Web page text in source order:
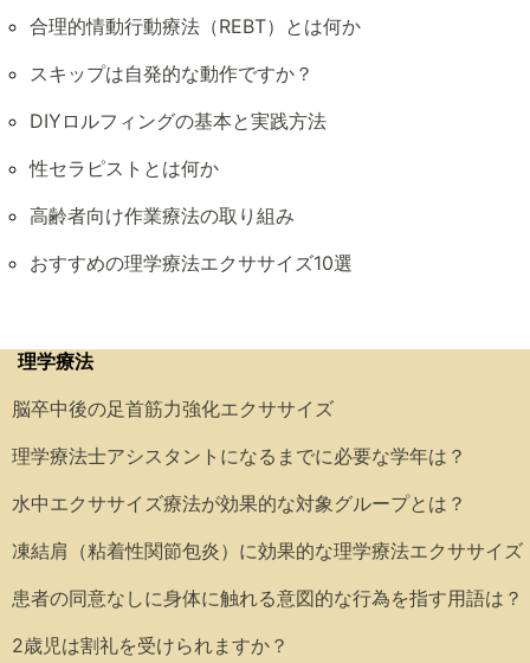
合理的情動行動療法（REBT）とは何か
スキップは自発的な動作ですか？
DIYロルフィングの基本と実践方法
性セラピストとは何か
高齢者向け作業療法の取り組み
おすすめの理学療法エクササイズ10選
理学療法
脳卒中後の足首筋力強化エクササイズ
理学療法士アシスタントになるまでに必要な学年は？
水中エクササイズ療法が効果的な対象グループとは？
凍結肩（粘着性関節包炎）に効果的な理学療法エクササイズ
患者の同意なしに身体に触れる意図的な行為を指す用語は？
2歳児は割礼を受けられますか？